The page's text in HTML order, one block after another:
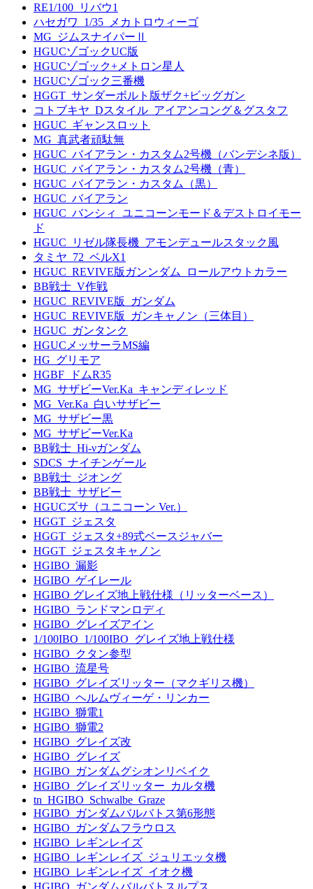
RE1/100_リバウ1
ハセガワ_1/35_メカトロウィーゴ
MG_ジムスナイパーⅡ
HGUCゾゴックUC版
HGUCゾゴック+メトロン星人
HGUCゾゴック三番機
HGGT_サンダーボルト版ザク+ビッグガン
コトブキヤ_Dスタイル_アイアンコング＆グスタフ
HGUC_ギャンスロット
MG_真武者頑駄無
HGUC_バイアラン・カスタム2号機（バンデシネ版）
HGUC_バイアラン・カスタム2号機（青）
HGUC_バイアラン・カスタム（黒）
HGUC_バイアラン
HGUC_バンシィ_ユニコーンモード＆デストロイモー
ド
HGUC_リゼル隊長機_アモンデュールスタック風
タミヤ_72_ベルX1
HGUC_REVIVE版ガンンダム_ロールアウトカラー
BB戦士_V作戦
HGUC_REVIVE版_ガンダム
HGUC_REVIVE版_ガンキャノン（三体目）
HGUC_ガンタンク
HGUCメッサーラMS編
HG_グリモア
HGBF_ドムR35
MG_サザビーVer.Ka_キャンディレッド
MG_Ver.Ka_白いサザビー
MG_サザビー黒
MG_サザビーVer.Ka
BB戦士_Hi-νガンダム
SDCS_ナイチンゲール
BB戦士_ジオング
BB戦士_サザビー
HGUCズサ（ユニコーン Ver.）
HGGT_ジェスタ
HGGT_ジェスタ+89式ベースジャバー
HGGT_ジェスタキャノン
HGIBO_漏影
HGIBO_ゲイレール
HGIBO グレイズ地上戦仕様（リッターベース）
HGIBO_ランドマンロディ
HGIBO_グレイズアイン
1/100IBO_1/100IBO_グレイズ地上戦仕様
HGIBO_クタン参型
HGIBO_流星号
HGIBO_グレイズリッター（マクギリス機）
HGIBO_ヘルムヴィーゲ・リンカー
HGIBO_獅電1
HGIBO_獅電2
HGIBO_グレイズ改
HGIBO_グレイズ
HGIBO_ガンダムグシオンリベイク
HGIBO_グレイズリッター_カルタ機
tn_HGIBO_Schwalbe_Graze
HGIBO_ガンダムバルバトス第6形態
HGIBO_ガンダムフラウロス
HGIBO_レギンレイズ
HGIBO_レギンレイズ_ジュリエッタ機
HGIBO_レギンレイズ_イオク機
HGIBO_ガンダムバルバトスルプス